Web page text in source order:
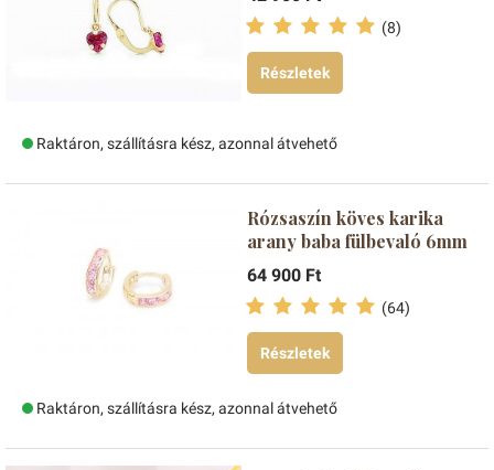
(8)
Részletek
Raktáron, szállításra kész, azonnal átvehető
Rózsaszín köves karika
arany baba fülbevaló 6mm
64 900 Ft
(64)
Részletek
Raktáron, szállításra kész, azonnal átvehető